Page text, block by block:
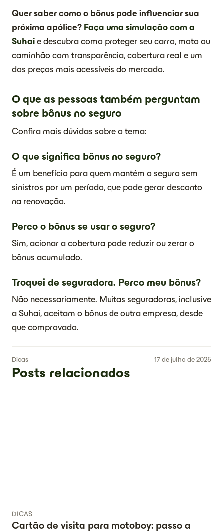
Quer saber como o bônus pode influenciar sua
próxima apólice? Faça uma simulação com a
Suhai e descubra como proteger seu carro, moto ou
caminhão com transparência, cobertura real e um
dos preços mais acessíveis do mercado.
O que as pessoas também perguntam
sobre bônus no seguro
Confira mais dúvidas sobre o tema:
O que significa bônus no seguro?
É um benefício para quem mantém o seguro sem
sinistros por um período, que pode gerar desconto
na renovação.
Perco o bônus se usar o seguro?
Sim, acionar a cobertura pode reduzir ou zerar o
bônus acumulado.
Troquei de seguradora. Perco meu bônus?
Não necessariamente. Muitas seguradoras, inclusive
a Suhai, aceitam o bônus de outra empresa, desde
que comprovado.
Dicas 17 de julho de 2025
Posts relacionados
DICAS
Cartão de visita para motoboy: passo a